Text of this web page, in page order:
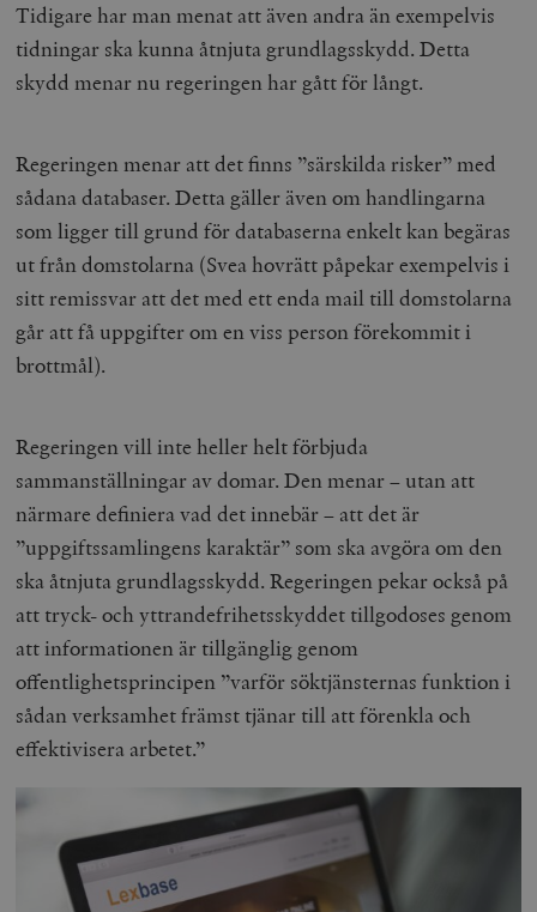
Tidigare har man menat att även andra än exempelvis
tidningar ska kunna åtnjuta grundlagsskydd. Detta
skydd menar nu regeringen har gått för långt.
Regeringen menar att det finns ”särskilda risker” med
sådana databaser. Detta gäller även om handlingarna
som ligger till grund för databaserna enkelt kan begäras
ut från domstolarna (Svea hovrätt påpekar exempelvis i
sitt remissvar att det med ett enda mail till domstolarna
går att få uppgifter om en viss person förekommit i
brottmål).
Regeringen vill inte heller helt förbjuda
sammanställningar av domar. Den menar – utan att
närmare definiera vad det innebär – att det är
”uppgiftssamlingens karaktär” som ska avgöra om den
ska åtnjuta grundlagsskydd. Regeringen pekar också på
att tryck- och yttrandefrihetsskyddet tillgodoses genom
att informationen är tillgänglig genom
offentlighetsprincipen ”varför söktjänsternas funktion i
sådan verksamhet främst tjänar till att förenkla och
effektivisera arbetet.”